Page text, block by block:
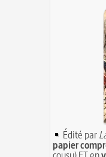
Édité par
papier